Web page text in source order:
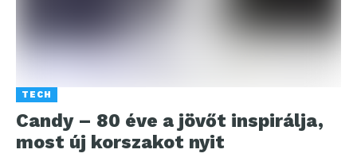
TECH
Candy – 80 éve a jövőt inspirálja,
most új korszakot nyit